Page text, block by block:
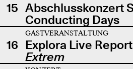
15 Abschlusskonzert
Conducting Days
16
GASTVERANSTALTUNG
Explora Live
Extrem